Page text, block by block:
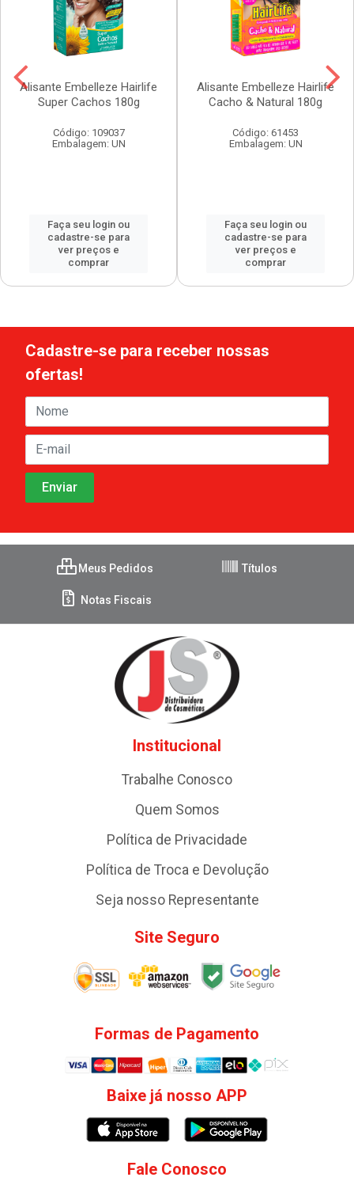
Alisante Embelleze Hairlife
Super Cachos 180g
Código: 109037
Embalagem: UN
Faça seu login ou
cadastre-se para
ver preços e
comprar
Alisante Embelleze Hairlife
Cacho & Natural 180g
Código: 61453
Embalagem: UN
Faça seu login ou
cadastre-se para
ver preços e
comprar
Cadastre-se para receber nossas
ofertas!
Meus Pedidos Títulos
Notas Fiscais
Institucional
Trabalhe Conosco
Quem Somos
Política de Privacidade
Política de Troca e Devolução
Seja nosso Representante
Site Seguro
Formas de Pagamento
Baixe já nosso APP
Fale Conosco